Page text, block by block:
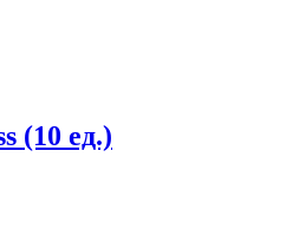
(10 ед.)